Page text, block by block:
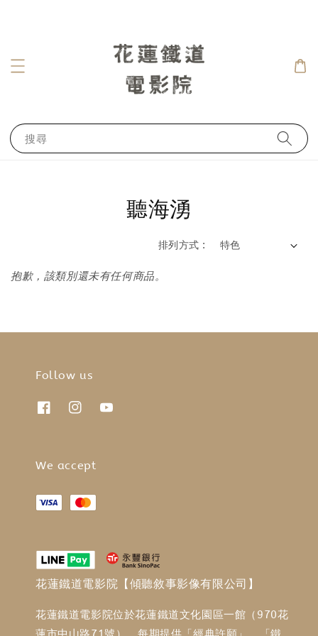
搜尋
聽海湧
排列方式 :
抱歉，該類別還未有任何商品。
Follow us
We accept
花蓮鐵道電影院【傾聽敘事影像有限公司】
花蓮鐵道電影院位於花蓮鐵道文化園區一館（970花